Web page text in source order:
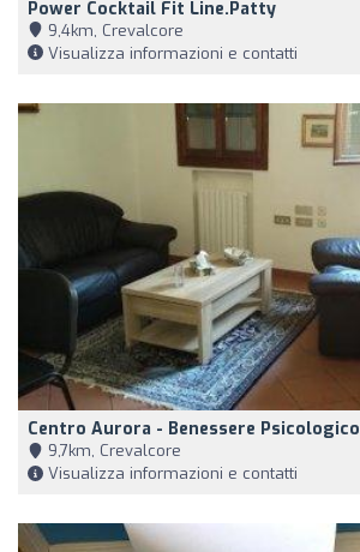
Power Cocktail Fit Line.Patty
9,4km, Crevalcore
Visualizza informazioni e contatti
Centro Aurora - Benessere Psicologico
9,7km, Crevalcore
Visualizza informazioni e contatti